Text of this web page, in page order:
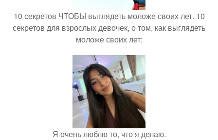
10 секретов ЧТОБЫ выглядеть моложе своих лет. 10
секретов для взрослых девочек, о том, как выглядеть
моложе своих лет:
Я очень люблю то, что я делаю.